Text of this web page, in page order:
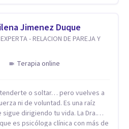
Jimenez Duque
- RELACION DE PAREJA Y
Terapia online
o soltar… pero vuelves a
ni de voluntad. Es una raíz
dirigiendo tu vida. La Dra.
es psicóloga clínica con más de